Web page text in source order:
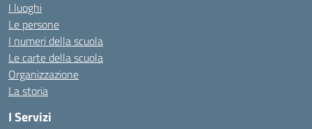
I luoghi
Le persone
I numeri della scuola
Le carte della scuola
Organizzazione
La storia
I Servizi